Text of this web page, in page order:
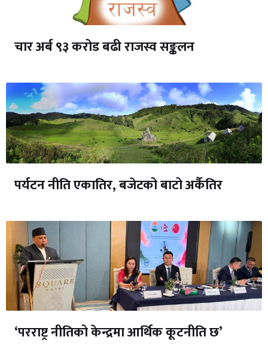
चार अर्ब ९३ करोड बढी राजस्व सङ्कलन
पर्यटन नीति एकातिर, बजेटको बाटो अर्कैतिर
‘परराष्ट्र नीतिको केन्द्रमा आर्थिक कूटनीति छ’